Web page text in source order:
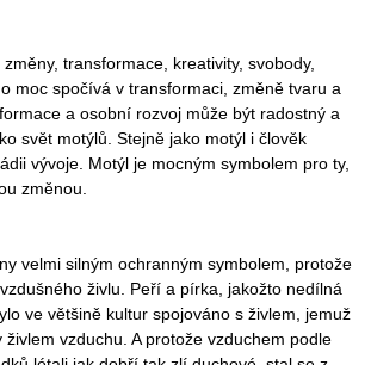
transformace, kreativity, svobody,
moc spočívá v transformaci, změně tvaru a
a osobní rozvoj může být radostný a
svět motýlů. Stejně jako motýl i člověk
vývoje. Motýl je mocným symbolem pro ty,
změnou.
velmi silným ochranným symbolem, protože
živlu. Peří a pírka, jakožto nedílná
ve většině kultur spojováno s živlem, jemuž
živlem vzduchu. A protože vzduchem podle